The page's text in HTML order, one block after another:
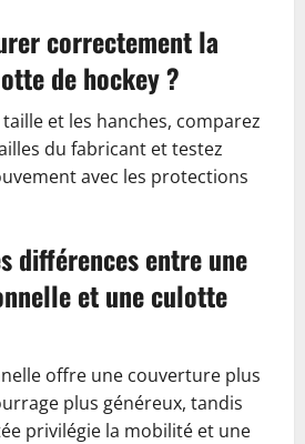
correctement la
de hockey ?
et les hanches, comparez
du fabricant et testez
avec les protections
différences entre une
et une culotte
offre une couverture plus
plus généreux, tandis
privilégie la mobilité et une